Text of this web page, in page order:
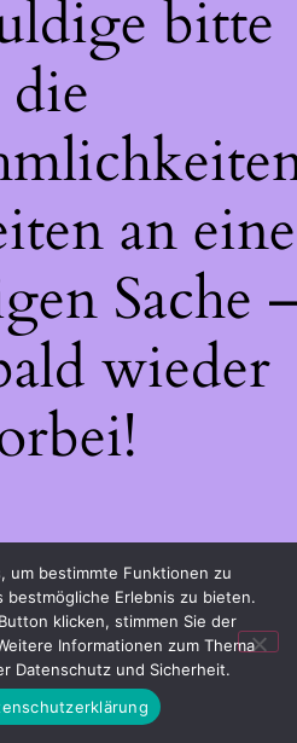
bitte
die
an
Sache
wieder
um bestimmte Funktionen zu
bestmögliche Erlebnis zu bieten.
klicken, stimmen Sie der
Informationen zum Thema
Datenschutz und Sicherheit.